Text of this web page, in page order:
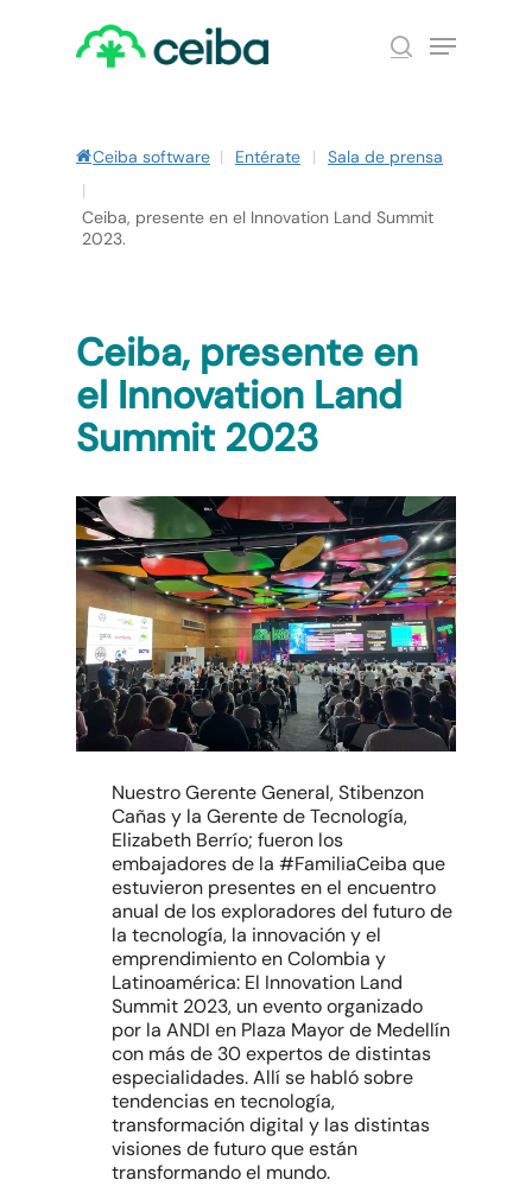
search
Menu
Ceiba software | Entérate |
Sala de prensa
|
Ceiba, presente en el Innovation Land Summit
2023.
Ceiba, presente en
el Innovation Land
Summit 2023
Nuestro Gerente General, Stibenzon
Cañas y la Gerente de Tecnología,
Elizabeth Berrío; fueron los
embajadores de la #FamiliaCeiba que
estuvieron presentes en el encuentro
anual de los exploradores del futuro de
la tecnología, la innovación y el
emprendimiento en Colombia y
Latinoamérica: El Innovation Land
Summit 2023, un evento organizado
por la ANDI en Plaza Mayor de Medellín
con más de 30 expertos de distintas
especialidades. Allí se habló sobre
tendencias en tecnología,
transformación digital y las distintas
visiones de futuro que están
transformando el mundo.